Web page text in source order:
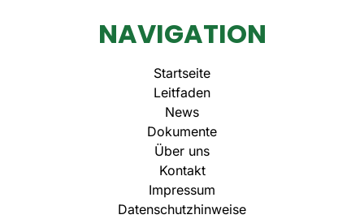
NAVIGATION
Startseite
Leitfaden
News
Dokumente
Über uns
Kontakt
Impressum
Datenschutzhinweise